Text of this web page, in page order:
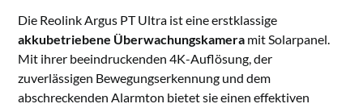
Die Reolink Argus PT Ultra ist eine erstklassige
akkubetriebene Überwachungskamera mit Solarpanel.
Mit ihrer beeindruckenden 4K-Auflösung, der
zuverlässigen Bewegungserkennung und dem
abschreckenden Alarmton bietet sie einen effektiven